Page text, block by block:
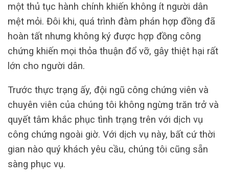
một thủ tục hành chính khiến không ít người dân
mệt mỏi. Đôi khi, quá trình đàm phán hợp đồng đã
hoàn tất nhưng không ký được hợp đồng công
chứng khiến mọi thỏa thuận đổ vỡ, gây thiệt hại rất
lớn cho người dân.
Trước thực trạng ấy, đội ngũ công chứng viên và
chuyên viên của chúng tôi không ngừng trăn trở và
quyết tâm khắc phục tình trạng trên với dịch vụ
công chứng ngoài giờ. Với dịch vụ này, bất cứ thời
gian nào quý khách yêu cầu, chúng tôi cũng sẵn
sàng phục vụ.